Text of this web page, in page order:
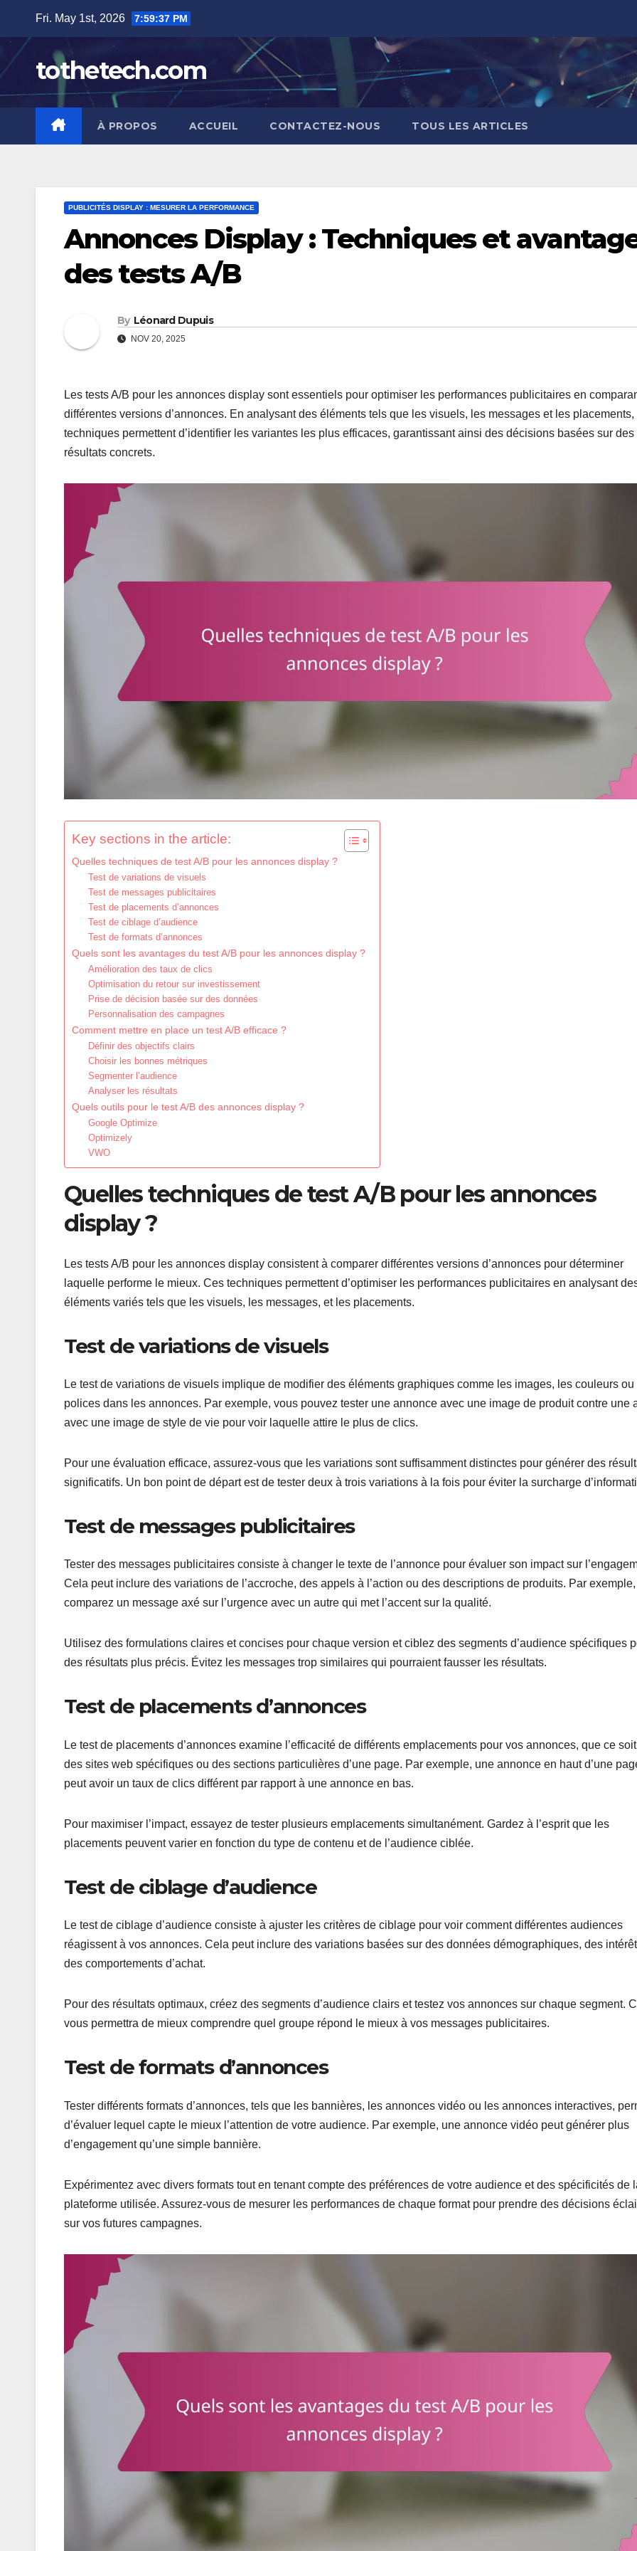
content
Fri. May 1st, 2026 7:59:38 PM
tothetech.com
À PROPOS ACCUEIL CONTACTEZ-NOUS TOUS LES ARTICLES
PUBLICITÉS DISPLAY : MESURER LA PERFORMANCE
Annonces Display : Techniques et
des tests A/B
By Léonard Dupuis
NOV 20, 2025
Les tests A/B pour les annonces display sont essentiels pour optimiser les performances publicitaires en
différentes versions d’annonces. En analysant des éléments tels que les visuels, les messages et les placements,
techniques permettent d’identifier les variantes les plus efficaces, garantissant ainsi des décisions basées sur des
résultats concrets.
Key sections in the article:
Quelles techniques de test A/B pour les annonces display ?
Test de variations de visuels
Test de messages publicitaires
Test de placements d’annonces
Test de ciblage d’audience
Test de formats d’annonces
Quels sont les avantages du test A/B pour les annonces display ?
Amélioration des taux de clics
Optimisation du retour sur investissement
Prise de décision basée sur des données
Personnalisation des campagnes
Comment mettre en place un test A/B efficace ?
Définir des objectifs clairs
Choisir les bonnes métriques
Segmenter l’audience
Analyser les résultats
Quels outils pour le test A/B des annonces display ?
Google Optimize
Optimizely
VWO
Quelles techniques de test A/B pour les annonces
display ?
Les tests A/B pour les annonces display consistent à comparer différentes versions d’annonces pour déterminer
laquelle performe le mieux. Ces techniques permettent d’optimiser les performances publicitaires en analysant
éléments variés tels que les visuels, les messages, et les placements.
Test de variations de visuels
Le test de variations de visuels implique de modifier des éléments graphiques comme les images, les couleurs ou
polices dans les annonces. Par exemple, vous pouvez tester une annonce avec une image de produit contre une
avec une image de style de vie pour voir laquelle attire le plus de clics.
Pour une évaluation efficace, assurez-vous que les variations sont suffisamment distinctes pour générer des
significatifs. Un bon point de départ est de tester deux à trois variations à la fois pour éviter la surcharge
Test de messages publicitaires
Tester des messages publicitaires consiste à changer le texte de l’annonce pour évaluer son impact sur
Cela peut inclure des variations de l’accroche, des appels à l’action ou des descriptions de produits. Par exemple,
comparez un message axé sur l’urgence avec un autre qui met l’accent sur la qualité.
Utilisez des formulations claires et concises pour chaque version et ciblez des segments d’audience spécifiques
des résultats plus précis. Évitez les messages trop similaires qui pourraient fausser les résultats.
Test de placements d’annonces
Le test de placements d’annonces examine l’efficacité de différents emplacements pour vos annonces, que ce
des sites web spécifiques ou des sections particulières d’une page. Par exemple, une annonce en haut d’une
peut avoir un taux de clics différent par rapport à une annonce en bas.
Pour maximiser l’impact, essayez de tester plusieurs emplacements simultanément. Gardez à l’esprit que les
placements peuvent varier en fonction du type de contenu et de l’audience ciblée.
Test de ciblage d’audience
Le test de ciblage d’audience consiste à ajuster les critères de ciblage pour voir comment différentes audiences
réagissent à vos annonces. Cela peut inclure des variations basées sur des données démographiques, des
des comportements d’achat.
Pour des résultats optimaux, créez des segments d’audience clairs et testez vos annonces sur chaque segment.
vous permettra de mieux comprendre quel groupe répond le mieux à vos messages publicitaires.
Test de formats d’annonces
Tester différents formats d’annonces, tels que les bannières, les annonces vidéo ou les annonces interactives,
d’évaluer lequel capte le mieux l’attention de votre audience. Par exemple, une annonce vidéo peut générer plus
d’engagement qu’une simple bannière.
Expérimentez avec divers formats tout en tenant compte des préférences de votre audience et des spécificités de
plateforme utilisée. Assurez-vous de mesurer les performances de chaque format pour prendre des décisions
sur vos futures campagnes.